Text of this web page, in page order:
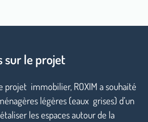
sur le projet
projet immobilier, ROXIM a souhaité
légères (eaux grises) d’un
les espaces autour de la